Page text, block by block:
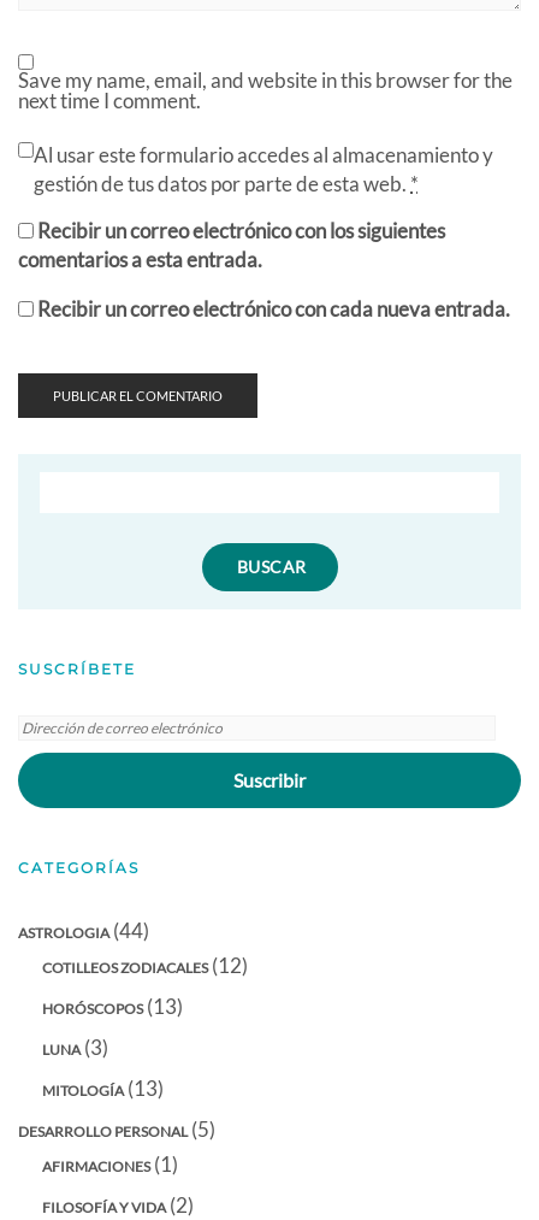
Save my name, email, and website in this browser for the
next time I comment.
Al usar este formulario accedes al almacenamiento y
gestión de tus datos por parte de esta web. *
Recibir un correo electrónico con los siguientes
comentarios a esta entrada.
Recibir un correo electrónico con cada nueva entrada.
SUSCRÍBETE
Dirección
de
correo
electrónico
Suscribir
CATEGORÍAS
ASTROLOGIA (44)
COTILLEOS ZODIACALES(12)
HORÓSCOPOS(13)
LUNA (3)
MITOLOGÍA (13)
DESARROLLO PERSONAL(5)
AFIRMACIONES(1)
FILOSOFÍA Y VIDA (2)